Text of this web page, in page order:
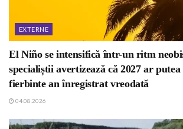
EXTERNE
El Niño se intensifică într-un ritm
specialiștii avertizează că 2027 ar
fierbinte an înregistrat vreodată
04.08.2026